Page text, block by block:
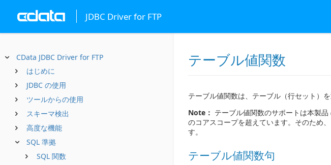
JDBC Driver for FTP
CData JDBC Driver for FTP
はじめに
JDBC の使用
ツールからの使用
スキーマ検出
高度な機能
SQL 準拠
SQL 関数
テーブル値関数
テーブル値関数は、テーブル（行セット）を
Note： テーブル値関数のサポートは本製
のコアスコープを超えています。そのため
す。
テーブル値関数句